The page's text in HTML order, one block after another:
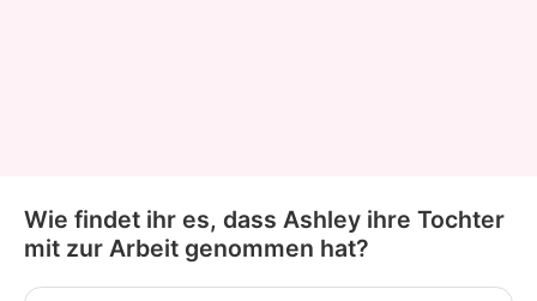
Wie findet ihr es, dass Ashley ihre Tochter
mit zur Arbeit genommen hat?